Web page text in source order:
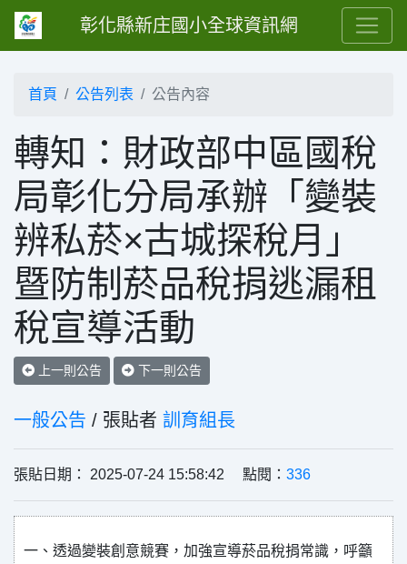
彰化縣新庄國小全球資訊網
首頁 公告列表 公告內容
轉知：財政部中區國稅
局彰化分局承辦「變裝
辨私菸×古城探稅月」
暨防制菸品稅捐逃漏租
稅宣導活動
上一則公告 下一則公告
一般公告 / 張貼者 訓育組長
張貼日期： 2025-07-24 15:58:42 點閱： 336
一、透過變裝創意競賽，加強宣導菸品稅捐常識，呼籲